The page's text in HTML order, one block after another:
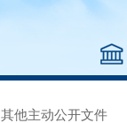
其他主动公开文件